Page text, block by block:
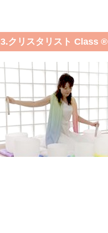
3.クリスタリスト Class ®